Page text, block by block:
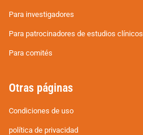
Para investigadores
Para patrocinadores de estudios clínicos
Para comités
Otras páginas
Condiciones de uso
política de privacidad